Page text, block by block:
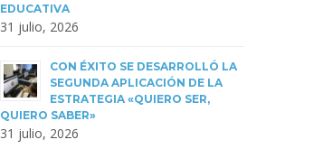
EDUCATIVA
31 julio, 2026
CON ÉXITO SE DESARROLLÓ LA
SEGUNDA APLICACIÓN DE LA
ESTRATEGIA «QUIERO SER,
QUIERO SABER»
31 julio, 2026